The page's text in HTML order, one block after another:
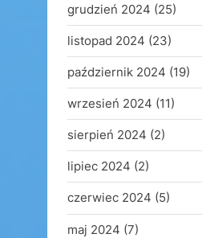
grudzień 2024 (25)
listopad 2024 (23)
październik 2024 (19)
wrzesień 2024 (11)
sierpień 2024 (2)
lipiec 2024 (2)
czerwiec 2024 (5)
maj 2024 (7)